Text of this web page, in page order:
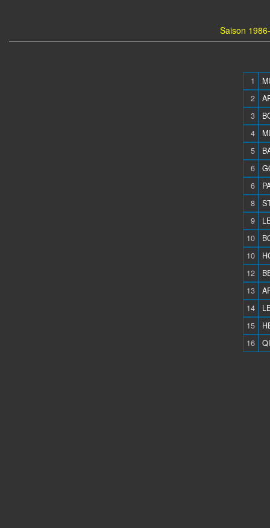
Saison
1
2
3
4
5
6
6
8
9
10
10
12
13
14
15
16